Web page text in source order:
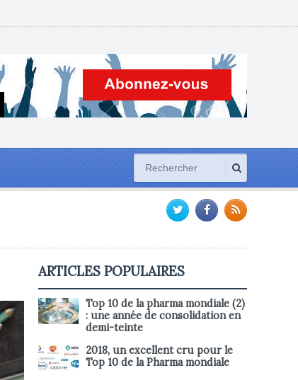
ARTICLES POPULAIRES
Top 10 de la pharma mondiale (2)
: une année de consolidation en
demi-teinte
2018, un excellent cru pour le
Top 10 de la Pharma mondiale